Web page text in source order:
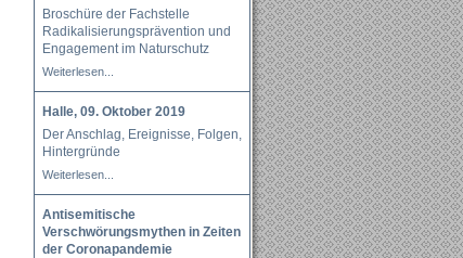
Broschüre der Fachstelle
Radikalisierungsprävention und
Engagement im Naturschutz
Weiterlesen...
Halle, 09. Oktober 2019
Der Anschlag, Ereignisse, Folgen,
Hintergründe
Weiterlesen...
Antisemitische
Verschwörungsmythen in Zeiten
der Coronapandemie